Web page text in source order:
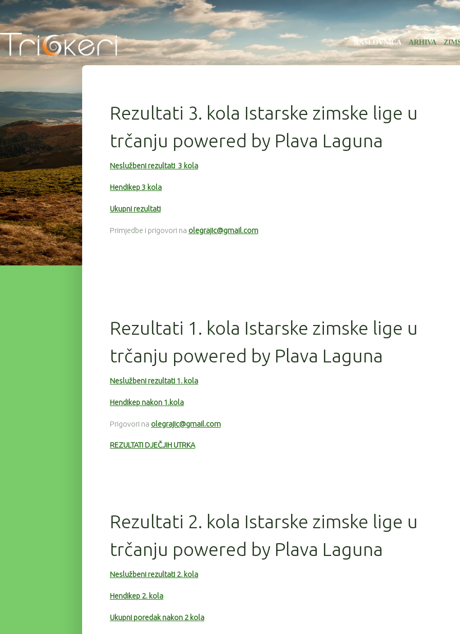
NASLOVNICA ARHIVA
Rezultati 3. kola Istarske zimske lige u
trčanju powered by Plava Laguna
Neslužbeni rezultati 3 kola
Hendikep 3 kola
Ukupni rezultati
Primjedbe i prigovori na olegrajic@gmail.com
Rezultati 1. kola Istarske zimske lige u
trčanju powered by Plava Laguna
Neslužbeni rezultati 1. kola
Hendikep nakon 1.kola
Prigovori na olegrajic@gmail.com
REZULTATI DJEČJIH UTRKA
Rezultati 2. kola Istarske zimske lige u
trčanju powered by Plava Laguna
Neslužbeni rezultati 2. kola
Hendikep 2. kola
Ukupni poredak nakon 2 kola